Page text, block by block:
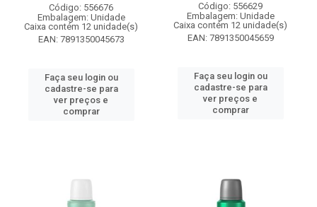
Código: 556676
Embalagem: Unidade
Caixa contém 12 unidade(s)
EAN: 7891350045673
Faça seu login ou
cadastre-se para
ver preços e
comprar
Código: 556629
Embalagem: Unidade
Caixa contém 12 unidade(s)
EAN: 7891350045659
Faça seu login ou
cadastre-se para
ver preços e
comprar